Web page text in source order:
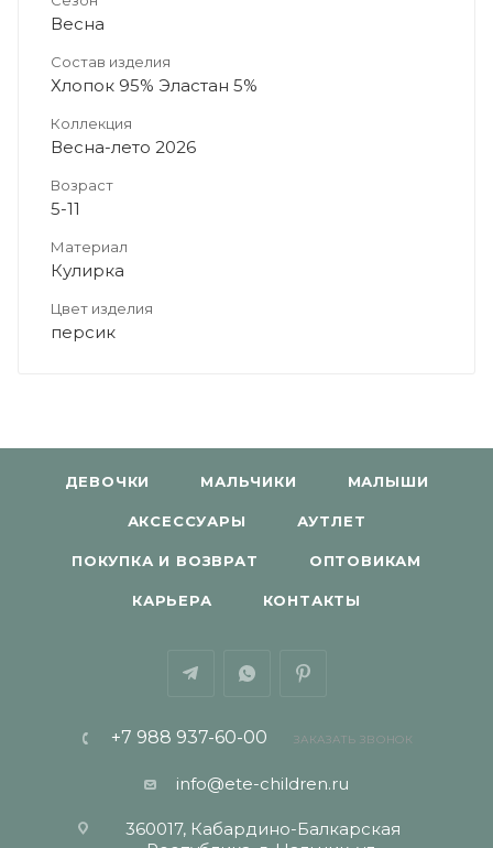
Весна
Состав изделия
Хлопок 95% Эластан 5%
Коллекция
Весна-лето 2026
Возраст
5-11
Материал
Кулирка
Цвет изделия
персик
ДЕВОЧКИ МАЛЬЧИКИ МАЛЫШИ
АКСЕССУАРЫ АУТЛЕТ
ПОКУПКА И ВОЗВРАТ ОПТОВИКАМ
КАРЬЕРА КОНТАКТЫ
+7 988 937-60-00 ЗАКАЗАТЬ ЗВОНОК
info@ete-children.ru
360017, Кабардино-Балкарская